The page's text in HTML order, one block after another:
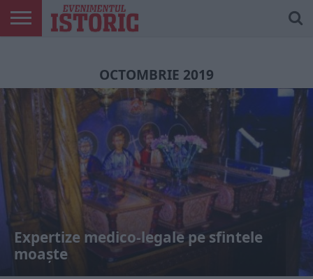
OCTOMBRIE 2019
Expertize medico-legale pe sfintele
moaște